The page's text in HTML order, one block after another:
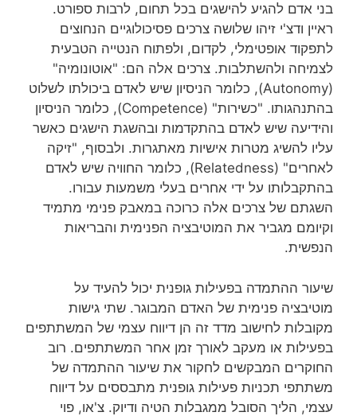
בני אדם להגיע להישגים בכל תחום, לרבות ספורט.
ראיין ודצ'י זיהו שלושה צרכים פסיכולוגיים הנחוצים
לתפקוד אופטימלי, לקדום, ולפתוח הנטייה הטבעית
לצמיחה ולהשתלבות. צרכים אלה הם: "אוטונומיה"
(Autonomy), כלומר הניסיון שיש לאדם ביכולתו לשלוט
בהתנהגותו. "כשירות" (Competence), כלומר הניסיון
והידיעה שיש לאדם בהתקדמות ובהשגת הישגים כאשר
עליו להשיג מטרות אישיות מאתגרות. ולבסוף, "זיקה
לאחרים" (Relatedness), כלומר החוויה שיש לאדם
בהתקבלותו על ידי אחרים בעלי משמעות עבורו.
השגתם של צרכים אלה כרוכה במאבק פנימי מתמיד
וקיומם מגביר את המוטיבציה הפנימית והבריאות
הנפשית.
שיעור ההתמדה בפעילות גופנית יכול להעיד על
מוטיבציה פנימית של האדם המבוגר. שתי גישות
מקובלות לחישוב מדד זה הן דיווח עצמי של המשתתפים
בפעילות או מעקב לאורך זמן אחר המשתתפים. רוב
החוקרים המבקשים לחקור את שיעור ההתמדה של
משתתפי תכניות פעילות גופנית מתבססים על דיווח
עצמי, הליך הסובל ממגבלות הטיה ודיוק. צ'או, פוי